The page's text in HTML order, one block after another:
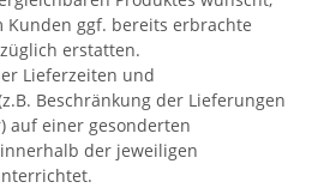
ggf. bereits erbrachte
erstatten.
Lieferzeiten und
Beschränkung der Lieferungen
auf einer gesonderten
der jeweiligen